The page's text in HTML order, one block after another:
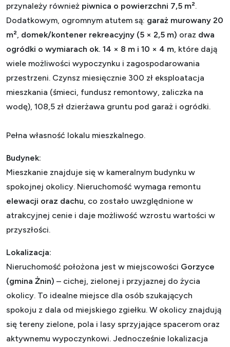
przynależy również piwnica o powierzchni 7,5 m².
Dodatkowym, ogromnym atutem są: garaż murowany 20
m² domek/kontener rekreacyjny (5 × 2,5 m) oraz dwa
ogródki o wymiarach ok. 14 × 8 m i 10 × 4 m , które dają
wiele możliwości wypoczynku i zagospodarowania
przestrzeni. Czynsz miesięcznie 300 zł eksploatacja
mieszkania (śmieci, fundusz remontowy, zaliczka na
wodę), 108,5 zł dzierżawa gruntu pod garaż i ogródki.
Pełna własność lokalu mieszkalnego.
Budynek:
Mieszkanie znajduje się w kameralnym budynku w
spokojnej okolicy. Nieruchomość wymaga remontu
elewacji oraz dachu , co zostało uwzględnione w
atrakcyjnej cenie i daje możliwość wzrostu wartości w
przyszłości.
Lokalizacja:
Nieruchomość położona jest w miejscowości Gorzyce
(gmina Żnin) – cichej, zielonej i przyjaznej do życia
okolicy. To idealne miejsce dla osób szukających
spokoju z dala od miejskiego zgiełku. W okolicy znajdują
się tereny zielone, pola i lasy sprzyjające spacerom oraz
aktywnemu wypoczynkowi. Jednocześnie lokalizacja